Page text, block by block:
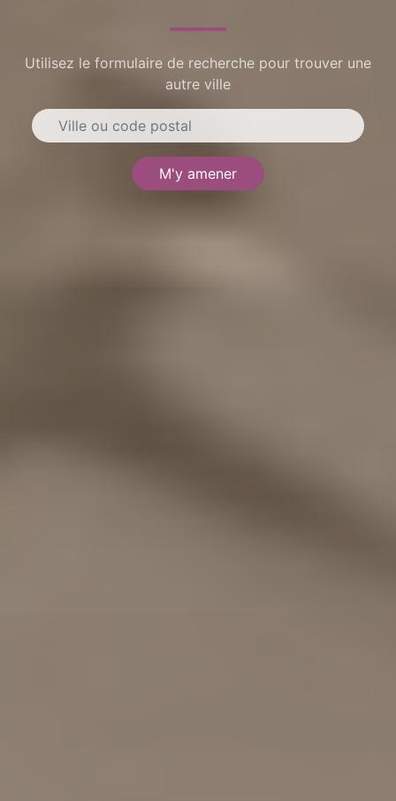
Utilisez le formulaire de recherche pour trouver une
autre ville
M'y amener